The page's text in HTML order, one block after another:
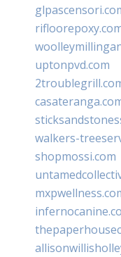
uptonpvd.com
walkers-
shopmossi.com